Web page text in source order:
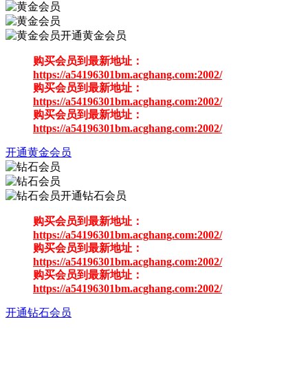
开通黄金会员
购买会员到最新地址：
https://a54196301bm.acghang.com:2002/
购买会员到最新地址：
https://a54196301bm.acghang.com:2002/
购买会员到最新地址：
https://a54196301bm.acghang.com:2002/
开通黄金会员
开通钻石会员
购买会员到最新地址：
https://a54196301bm.acghang.com:2002/
购买会员到最新地址：
https://a54196301bm.acghang.com:2002/
购买会员到最新地址：
https://a54196301bm.acghang.com:2002/
开通钻石会员